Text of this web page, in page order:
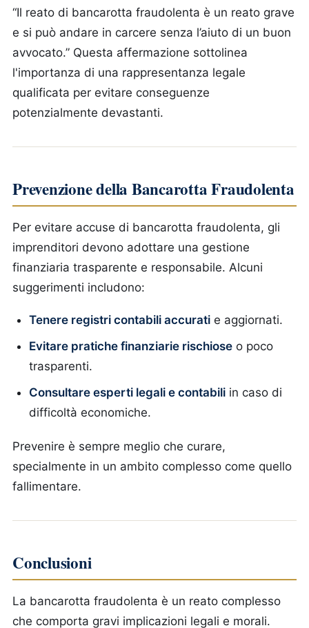
“Il reato di bancarotta fraudolenta è un reato grave
e si può andare in carcere senza l’aiuto di un buon
avvocato.” Questa affermazione sottolinea
l'importanza di una rappresentanza legale
qualificata per evitare conseguenze
potenzialmente devastanti.
Prevenzione della Bancarotta Fraudolenta
Per evitare accuse di bancarotta fraudolenta, gli
imprenditori devono adottare una gestione
finanziaria trasparente e responsabile. Alcuni
suggerimenti includono:
Tenere registri contabili accurati e aggiornati.
Evitare pratiche finanziarie rischiose o poco
trasparenti.
Consultare esperti legali e contabili in caso di
difficoltà economiche.
Prevenire è sempre meglio che curare,
specialmente in un ambito complesso come quello
fallimentare.
Conclusioni
La bancarotta fraudolenta è un reato complesso
che comporta gravi implicazioni legali e morali.